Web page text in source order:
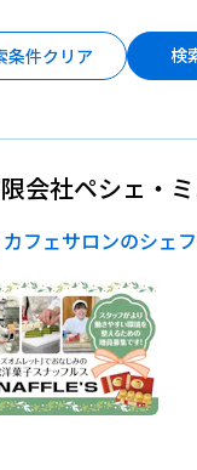
条件クリア 検
会社ペシェ・
カフェサロンのシェ